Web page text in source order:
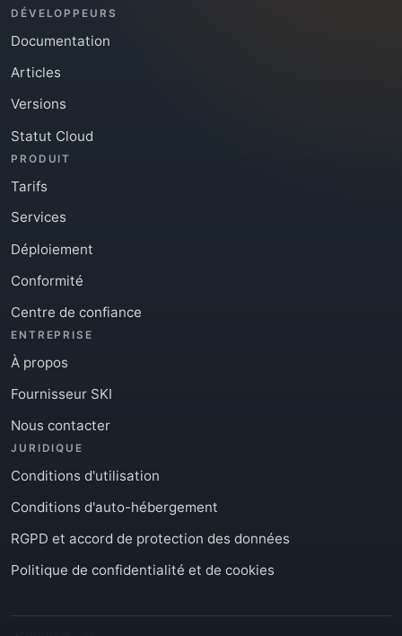
DÉVELOPPEURS
Documentation
Articles
Versions
Statut Cloud
PRODUIT
Tarifs
Services
Déploiement
Conformité
Centre de confiance
ENTREPRISE
À propos
Fournisseur SKI
Nous contacter
JURIDIQUE
Conditions d'utilisation
Conditions d'auto-hébergement
RGPD et accord de protection des données
Politique de confidentialité et de cookies